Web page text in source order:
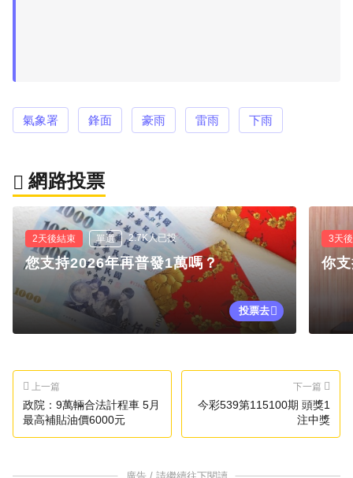
氣象署 鋒面 豪雨 雷雨 下雨
網路投票
2天後結束 單選 2.7K人已投
您支持2026年再普發1萬嗎？
投票去
3天
你
上一篇
政院：9萬輛合法計程車 5月
最高補貼油價6000元
下一篇
今彩539第115100期 頭獎1
注中獎